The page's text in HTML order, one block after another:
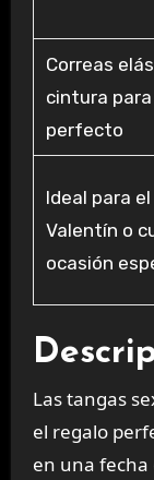
Correas
cintura
perfecto
Ideal para
Valentín o
ocasión
Las tangas
el regalo
en una fecha